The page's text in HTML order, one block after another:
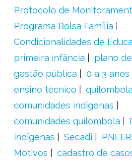
Protocolo de
Programa Bolsa Família
Condicionalidades de
primeira infância
plano
gestão pública
0 a 3 anos
ensino técnico
quilombola
comunidades indígenas
comunidades quilombola
indígenas
Secadi
Motivos
cadastro de